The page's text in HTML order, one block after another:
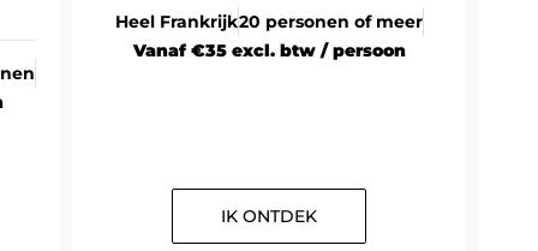
Heel Frankrijk20 personen of meer
Vanaf €35 excl. btw / persoon
IK ONTDEK